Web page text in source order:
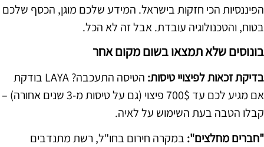
הפיננסיות הכי חזקות בישראל. המידע שלכם מוגן, הכסף שלכם
בטוח, והטכנולוגיה עובדת. אבל זה לא הכל.
בונוסים שלא תמצאו בשום מקום אחר
בדיקת זכאות לפיצויי טיסות:
הטיסה התעכבה? LAYA בודקת
אם מגיע לכם עד 700$ פיצוי (גם על טיסות מ-3 שנים אחורה) –
קבלו הטבה בעת השימוש על לאיה.
"חברים מחלצים": במקרה חירום בחו"ל, רשת מתנדבים